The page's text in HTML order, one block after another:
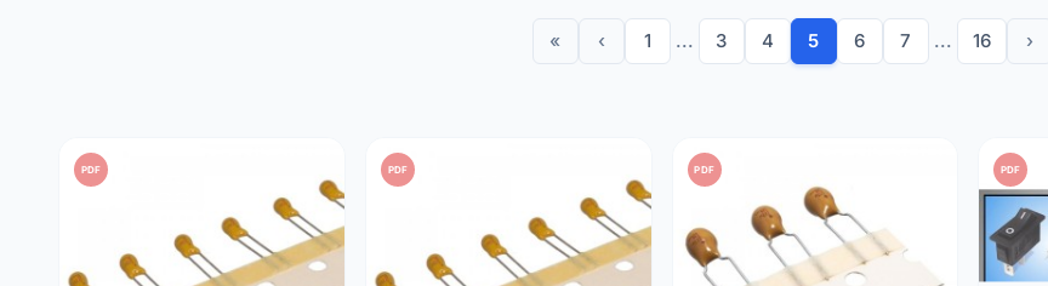
« ‹ 1 ... 3 4 5 6 7 ... 16 ›
PDF PDF PDF PDF